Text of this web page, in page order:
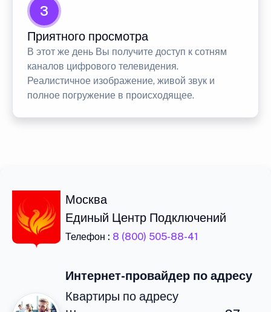
3
Приятного просмотра
В этот же день Вы получите доступ к сотням
каналов цифрового телевидения.
Реалистичное изображение, живой звук и
полное погружение в происходящее.
Москва
Единый Центр Подключений
Телефон : 8 (800) 505-88-41
Интернет-провайдер по адресу
Квартиры по адресу